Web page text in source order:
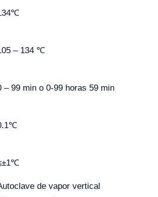
– 134 ℃
– 99 min o 0-99 horas 59 min
de vapor vertical